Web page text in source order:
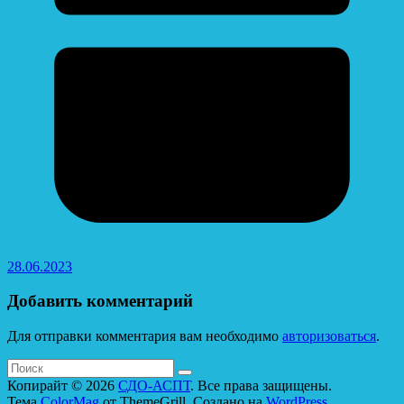
28.06.2023
Добавить комментарий
Для отправки комментария вам необходимо авторизоваться.
Копирайт © 2026 СДО-АСПТ. Все права защищены.